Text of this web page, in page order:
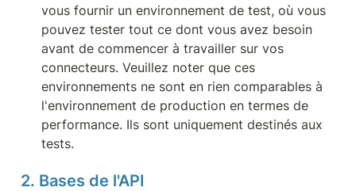
vous fournir un environnement de test, où vous
pouvez tester tout ce dont vous avez besoin
avant de commencer à travailler sur vos
connecteurs. Veuillez noter que ces
environnements ne sont en rien comparables à
l'environnement de production en termes de
performance. Ils sont uniquement destinés aux
tests.
2. Bases de l'API